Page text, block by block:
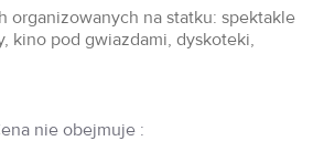
organizowanych na statku: spektakle
kino pod gwiazdami, dyskoteki,
nie obejmuje :